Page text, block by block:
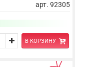
арт. 92305
В КОРЗИНУ